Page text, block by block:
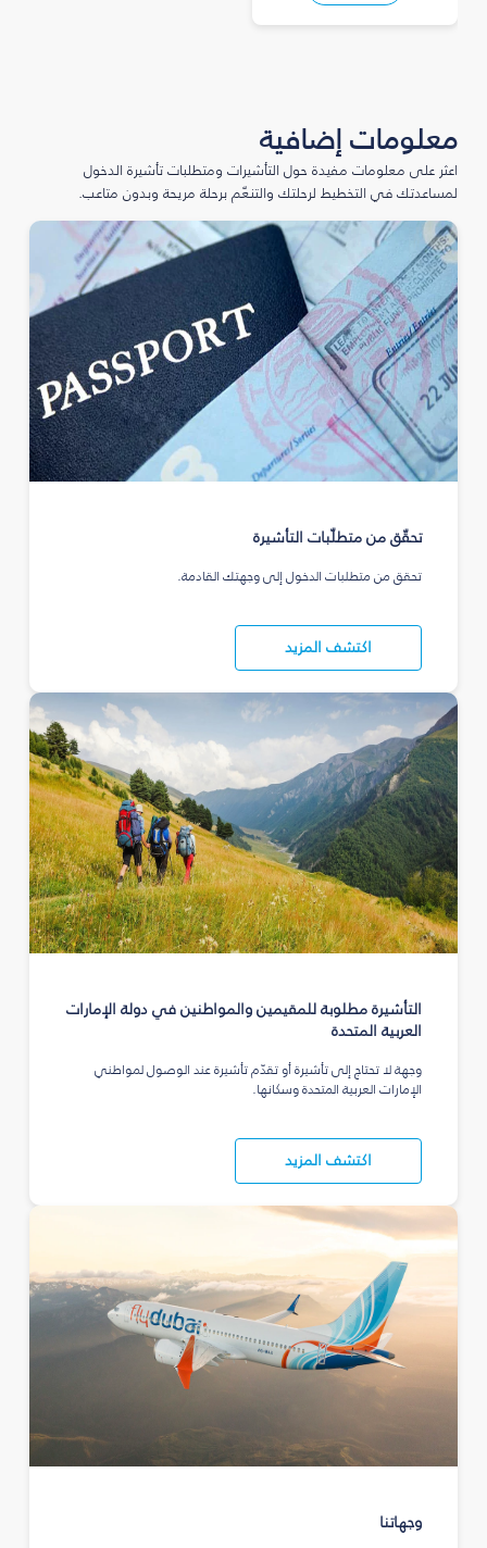
معلومات إضافية
اعثر على معلومات مفيدة حول التأشيرات ومتطلبات تأشيرة الدخول
لمساعدتك في التخطيط لرحلتك والتنعّم برحلة مريحة وبدون متاعب.
تحقّق من متطلّبات التأشيرة
تحقق من متطلبات الدخول إلى وجهتك القادمة.
اكتشف المزيد
التأشيرة مطلوبة للمقيمين والمواطنين في دولة الإمارات
العربية المتحدة
وجهة لا تحتاج إلى تأشيرة أو تقدّم تأشيرة عند الوصول لمواطني
الإمارات العربية المتحدة وسكانها.
اكتشف المزيد
وجهاتنا